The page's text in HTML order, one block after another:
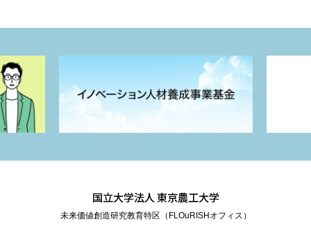
国立大学法人 東京農工大学
未来価値創造研究教育特区（FLOuRISHオフィス）